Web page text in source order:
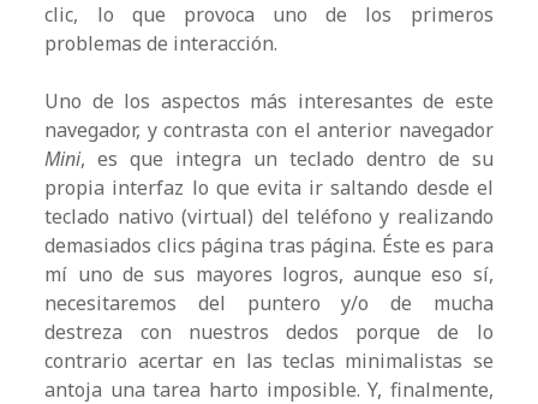
clic, lo que provoca uno de los primeros
problemas de interacción.
Uno de los aspectos más interesantes de este
navegador, y contrasta con el anterior navegador
Mini, es que integra un teclado dentro de su
propia interfaz lo que evita ir saltando desde el
teclado nativo (virtual) del teléfono y realizando
demasiados clics página tras página. Éste es para
mí uno de sus mayores logros, aunque eso sí,
necesitaremos del puntero y/o de mucha
destreza con nuestros dedos porque de lo
contrario acertar en las teclas minimalistas se
antoja una tarea harto imposible. Y, finalmente,